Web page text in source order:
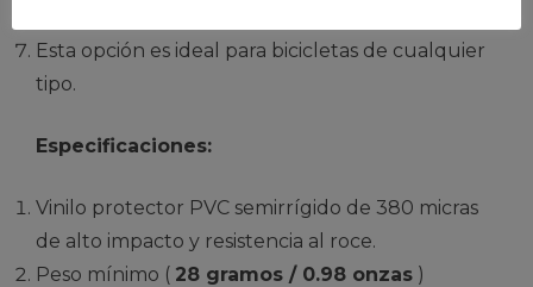
Esta opción es ideal para bicicletas de cualquier
tipo.
Especificaciones:
Vinilo protector PVC semirrígido de 380 micras
de alto impacto y resistencia al roce.
Peso mínimo ( 28 gramos / 0.98 onzas )